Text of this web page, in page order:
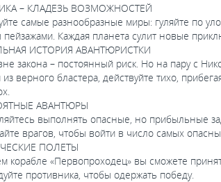
– КЛАДЕЗЬ ВОЗМОЖНОСТЕЙ
самые разнообразные миры: гуляйте по
пейзажами. Каждая планета сулит новые
ИСТОРИЯ АВАНТЮРИСТКИ
закона – постоянный риск. Но на пару с
из верного бластера, действуйте тихо,
АВАНТЮРЫ
выполнять опасные, но прибыльные
врагов, чтобы войти в число самых
ПОЛЕТЫ
корабле «Первопроходец» вы сможете
противника, чтобы одержать победу.